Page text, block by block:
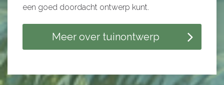
een goed doordacht ontwerp kunt.
Meer over tuinontwerp